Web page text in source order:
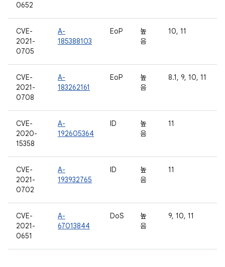
0652
CVE-
2021-
0705
A-
185388103
EoP
높
음
10, 11
CVE-
2021-
0708
A-
183262161
EoP
높
음
8.1, 9, 10, 11
CVE-
2020-
15358
A-
192605364
ID
높
음
11
CVE-
2021-
0702
A-
193932765
ID
높
음
11
CVE-
2021-
0651
A-
67013844
DoS
높
음
9, 10, 11